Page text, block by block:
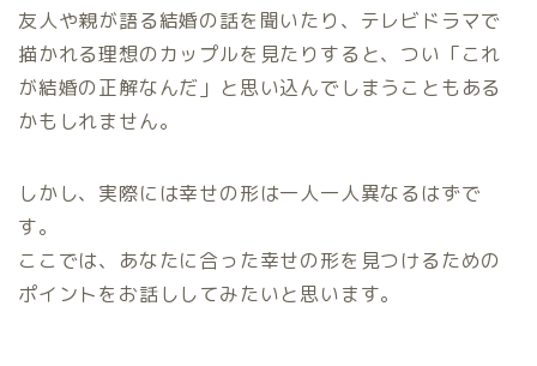
友人や親が語る結婚の話を聞いたり、テレビドラマで
描かれる理想のカップルを見たりすると、つい「これ
が結婚の正解なんだ」と思い込んでしまうこともある
かもしれません。
しかし、実際には幸せの形は一人一人異なるはずで
す。
ここでは、あなたに合った幸せの形を見つけるための
ポイントをお話ししてみたいと思います。